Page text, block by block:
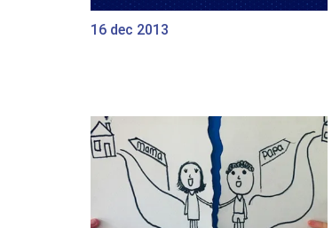
16 dec 2013